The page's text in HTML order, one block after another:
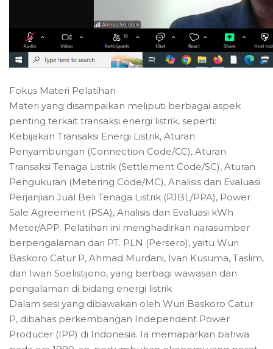
Fokus Materi Pelatihan
Materi yang disampaikan meliputi berbagai aspek
penting terkait transaksi energi listrik, seperti:
Kebijakan Transaksi Energi Listrik, Aturan
Penyambungan (Connection Code/CC), Aturan
Transaksi Tenaga Listrik (Settlement Code/SC), Aturan
Pengukuran (Metering Code/MC), Analisis dan Evaluasi
Perjanjian Jual Beli Tenaga Listrik (PJBL/PPA), Power
Sale Agreement (PSA), Analisis dan Evaluasi kWh
Meter/APP. Pelatihan ini menghadirkan narasumber
berpengalaman dari PT. PLN (Persero), yaitu Wuri
Baskoro Catur P, Ahmad Murdani, Ivan Kusuma, Taslim,
dan Iwan Soelistijono, yang berbagi wawasan dan
pengalaman di bidang energi listrik
Dalam sesi yang dibawakan oleh Wuri Baskoro Catur
P, dibahas perkembangan Independent Power
Producer (IPP) di Indonesia. Ia memaparkan bahwa